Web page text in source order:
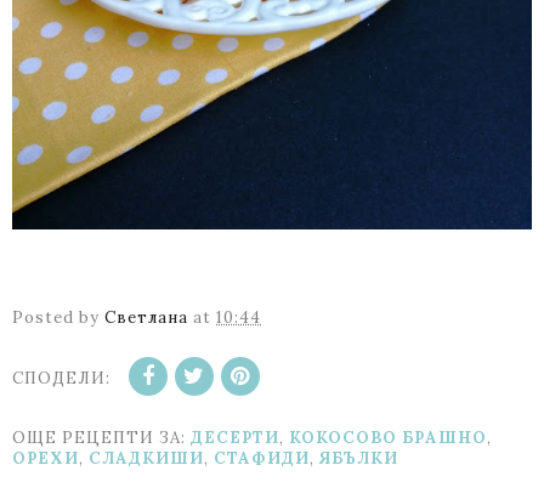
Posted by Светлана at 10:44
СПОДЕЛИ:
ОЩЕ РЕЦЕПТИ ЗА: ДЕСЕРТИ, КОКОСОВО БРАШНО,
ОРЕХИ, СЛАДКИШИ, СТАФИДИ, ЯБЪЛКИ